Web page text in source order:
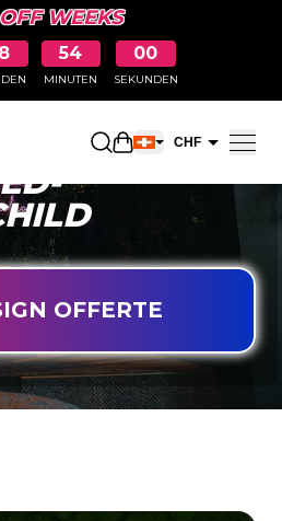
WEEKS
53
MINUTEN
59
SEKUNDEN
Einkaufswagen
CHF
SIE IHR
OFFERTE